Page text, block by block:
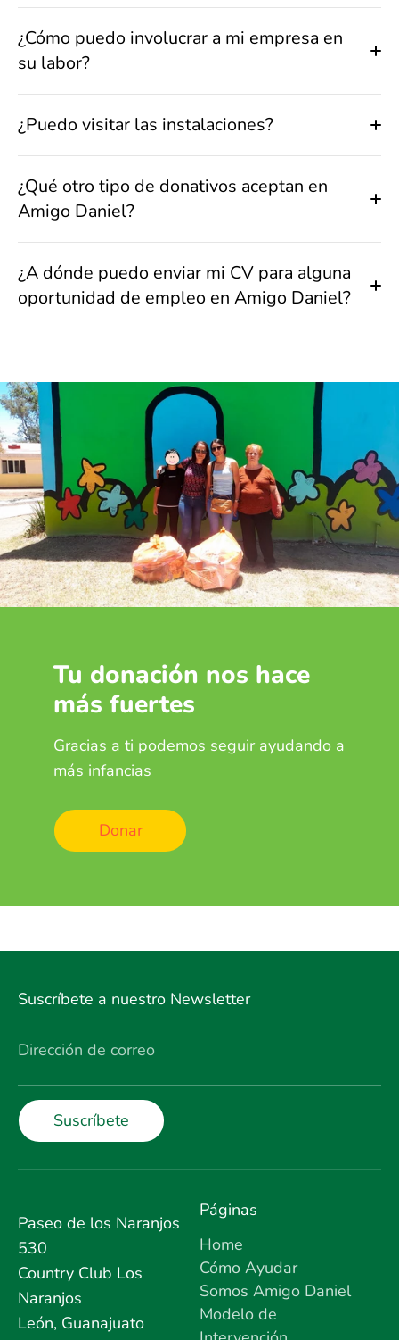
¿Cómo puedo involucrar a mi empresa en
su labor?
¿Puedo visitar las instalaciones?
¿Qué otro tipo de donativos aceptan en
Amigo Daniel?
¿A dónde puedo enviar mi CV para alguna
oportunidad de empleo en Amigo Daniel?
Tu donación nos hace
más fuertes
Gracias a ti podemos seguir ayudando a
más infancias
Donar
Suscríbete a nuestro Newsletter
Dirección de correo
Suscríbete
Paseo de los Naranjos
530
Country Club Los
Naranjos
León, Guanajuato
Páginas
Home
Cómo Ayudar
Somos Amigo Daniel
Modelo de